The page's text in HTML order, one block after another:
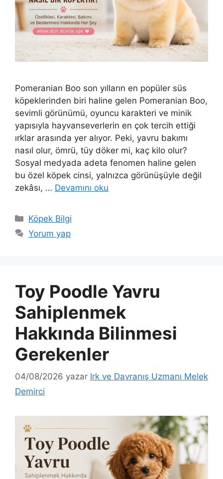
Pomeranian Boo son yılların en popüler süs
köpeklerinden biri haline gelen Pomeranian Boo,
sevimli görünümü, oyuncu karakteri ve minik
yapısıyla hayvanseverlerin en çok tercih ettiği
ırklar arasında yer alıyor. Peki, yavru bakımı
nasıl olur, ömrü, tüy döker mi, kaç kilo olur?
Sosyal medyada adeta fenomen haline gelen
bu özel köpek cinsi, yalnızca görünüşüyle değil
zekâsı, … Devamını oku
Kategoriler
Köpek Bilgi
Yorum yap
Toy Poodle Yavru
Sahiplenmek
Hakkında Bilinmesi
Gerekenler
04/08/2026 yazar Irk ve Davranış Uzmanı Melek
Demirci